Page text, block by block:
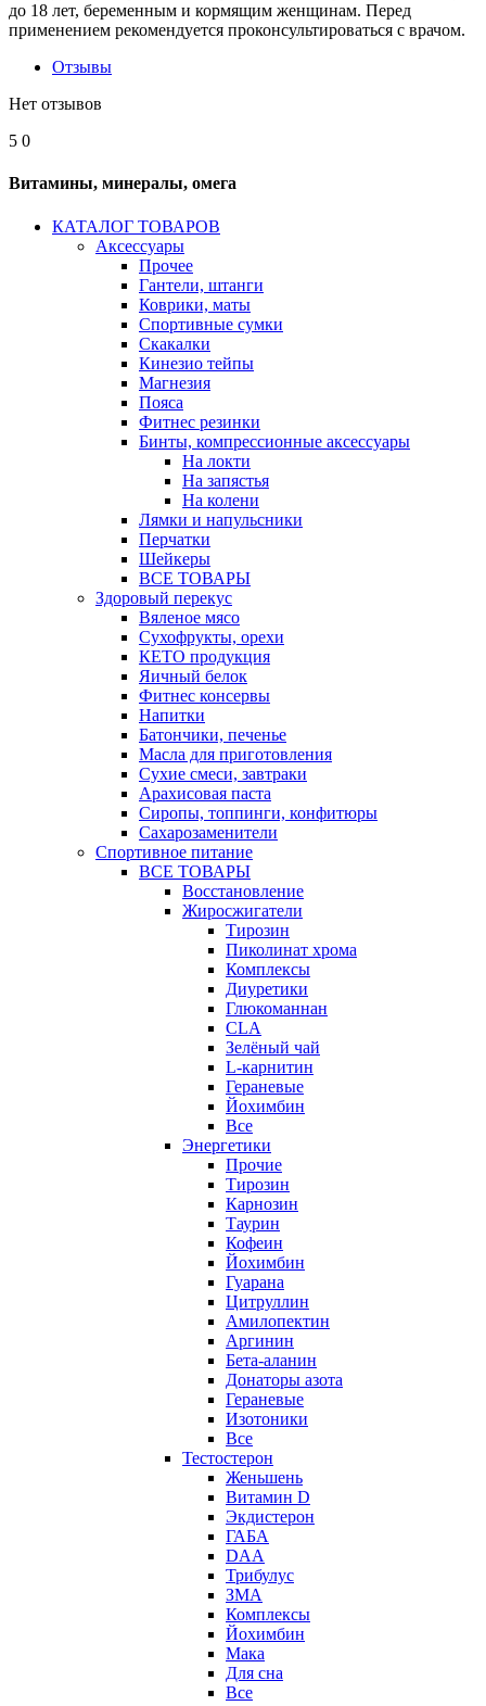
до 18 лет, беременным и кормящим женщинам. Перед
применением рекомендуется проконсультироваться с врачом.
Отзывы
Нет отзывов
5 0
Витамины, минералы, омега
КАТАЛОГ ТОВАРОВ
Аксессуары
Прочее
Гантели, штанги
Коврики, маты
Спортивные сумки
Скакалки
Кинезио тейпы
Магнезия
Пояса
Фитнес резинки
Бинты, компрессионные аксессуары
На локти
На запястья
На колени
Лямки и напульсники
Перчатки
Шейкеры
ВСЕ ТОВАРЫ
Здоровый перекус
Вяленое мясо
Сухофрукты, орехи
КЕТО продукция
Яичный белок
Фитнес консервы
Напитки
Батончики, печенье
Масла для приготовления
Сухие смеси, завтраки
Арахисовая паста
Сиропы, топпинги, конфитюры
Сахарозаменители
Спортивное питание
ВСЕ ТОВАРЫ
Восстановление
Жиросжигатели
Тирозин
Пиколинат хрома
Комплексы
Диуретики
Глюкоманнан
CLA
Зелёный чай
L-карнитин
Гераневые
Йохимбин
Все
Энергетики
Прочие
Тирозин
Карнозин
Таурин
Кофеин
Йохимбин
Гуарана
Цитруллин
Амилопектин
Аргинин
Бета-аланин
Донаторы азота
Гераневые
Изотоники
Все
Тестостерон
Женьшень
Витамин D
Экдистерон
ГАБА
DAA
Трибулус
ЗМА
Комплексы
Йохимбин
Мака
Для сна
Все